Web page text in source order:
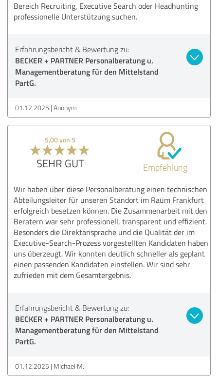
Bereich Recruiting, Executive Search oder Headhunting
professionelle Unterstützung suchen.
Erfahrungsbericht & Bewertung zu:
BECKER + PARTNER Personalberatung u.
Managementberatung für den Mittelstand
PartG.
01.12.2025 Anonym
5,00 von 5
SEHR GUT Empfehlung
Wir haben über diese Personalberatung einen technischen
Abteilungsleiter für unseren Standort im Raum Frankfurt
erfolgreich besetzen können. Die Zusammenarbeit mit den
Beratern war sehr professionell, transparent und effizient.
Besonders die Direktansprache und die Qualität der im
Executive-Search-Prozess vorgestellten Kandidaten haben
uns überzeugt. Wir konnten deutlich schneller als geplant
einen passenden Kandidaten einstellen. Wir sind sehr
zufrieden mit dem Gesamtergebnis.
Erfahrungsbericht & Bewertung zu:
BECKER + PARTNER Personalberatung u.
Managementberatung für den Mittelstand
PartG.
01.12.2025 Michael M.